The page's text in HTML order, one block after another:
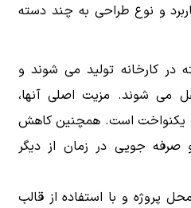
و نوع طراحی به چند دسته
کارخانه تولید می شوند و
می شوند. مزیت اصلی آنها،
یکنواخت است. همچنین کاهش
صرفه جویی در زمان از دیگر
پروژه و با استفاده از قالب